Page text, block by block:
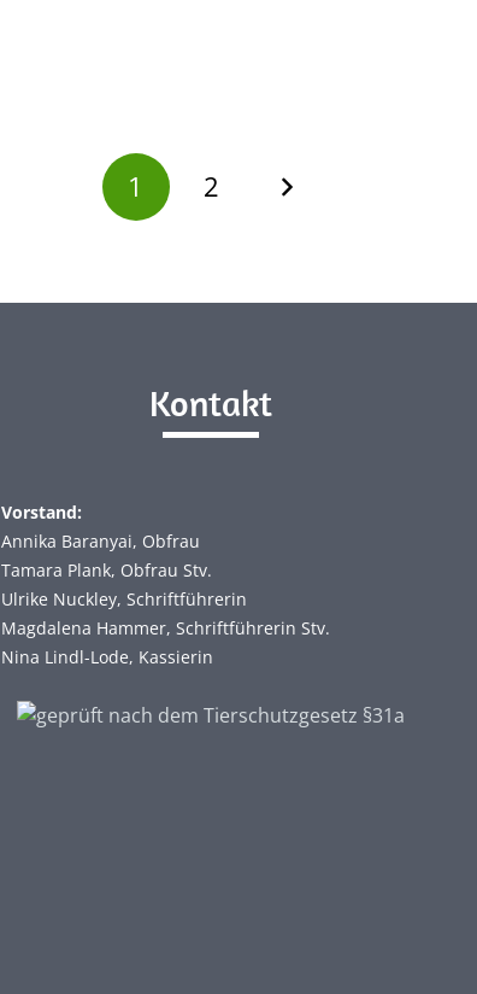
1 2
Kontakt
Vorstand:
Annika Baranyai, Obfrau
Tamara Plank, Obfrau Stv.
Ulrike Nuckley, Schriftführerin
Magdalena Hammer, Schriftführerin Stv.
Nina Lindl-Lode, Kassierin